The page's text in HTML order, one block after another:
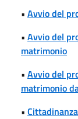
• Avvio del
• Avvio del
matrimonio
• Avvio del
matrimonio
•